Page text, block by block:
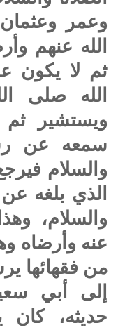
وعمر
الله عنهم
ثم لا يكون
الله صلى
ويستشير ثم
سمعه عن
والسلام
الذي بلغه
والسلام،
عنه وأرضاه
من فقهائها
إلى أبي
حديثه،